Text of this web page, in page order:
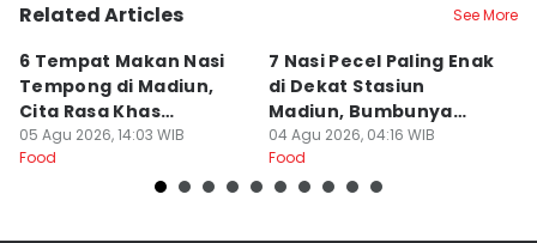
Related Articles See More
6 Tempat Makan Nasi
Tempong di Madiun,
Cita Rasa Khas
Banyuwangi
05 Agu 2026, 14:03 WIB
Food
7 Nasi Pecel Paling Enak
di Dekat Stasiun
Madiun, Bumbunya
Khas
04 Agu 2026, 04:16 WIB
Food